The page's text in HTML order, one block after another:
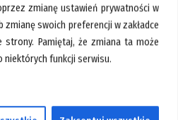
zmianę ustawień prywatności w
zmianę swoich preferencji w zakładce
strony. Pamiętaj, że zmiana ta może
niektórych funkcji serwisu.
Pawilon:90
(22) 559 10 90